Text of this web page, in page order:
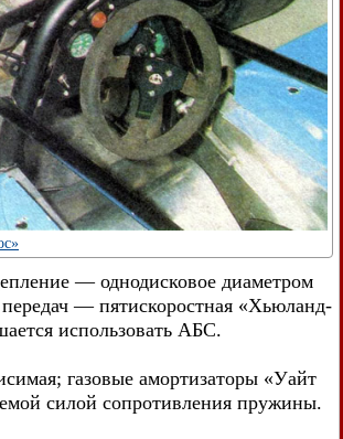
— однодисковое диаметром
— пятискоростная «Хьюланд-
использовать АБС.
газовые амортизаторы «Уайт
силой сопротивления пружины.